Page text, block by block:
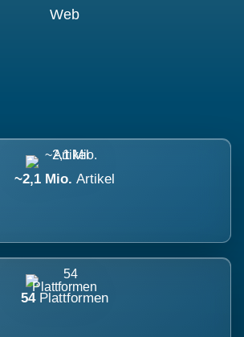
Web
~2,1 Mio. Artikel
54 Plattformen